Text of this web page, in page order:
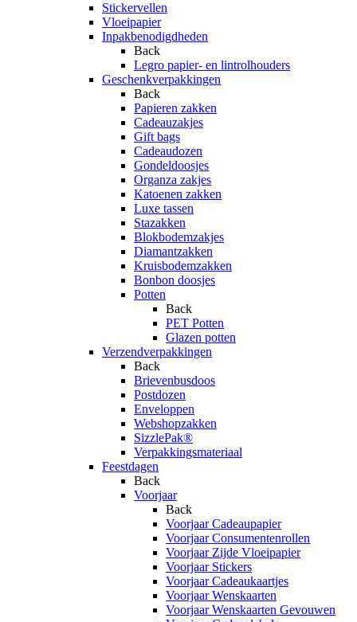
Stickervellen
Vloeipapier
Inpakbenodigdheden
Back
Legro papier- en lintrolhouders
Geschenkverpakkingen
Back
Papieren zakken
Cadeauzakjes
Gift bags
Cadeaudozen
Gondeldoosjes
Organza zakjes
Katoenen zakken
Luxe tassen
Stazakken
Blokbodemzakjes
Diamantzakken
Kruisbodemzakken
Bonbon doosjes
Potten
Back
PET Potten
Glazen potten
Verzendverpakkingen
Back
Brievenbusdoos
Postdozen
Enveloppen
Webshopzakken
SizzlePak®
Verpakkingsmateriaal
Feestdagen
Back
Voorjaar
Back
Voorjaar Cadeaupapier
Voorjaar Consumentenrollen
Voorjaar Zijde Vloeipapier
Voorjaar Stickers
Voorjaar Cadeaukaartjes
Voorjaar Wenskaarten
Voorjaar Wenskaarten Gevouwen